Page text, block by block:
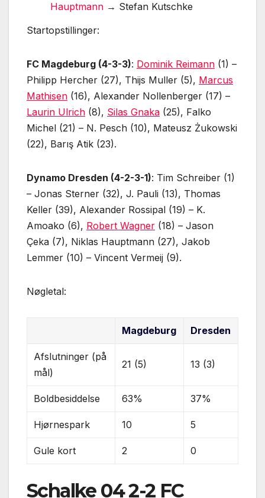
Hauptmann → Stefan Kutschke
Startopstillinger:
FC Magdeburg (4-3-3): Dominik Reimann (1) –
Philipp Hercher (27), Thijs Muller (5), Marcus
Mathisen (16), Alexander Nollenberger (17) –
Laurin Ulrich (8), Silas Gnaka (25), Falko
Michel (21) – N. Pesch (10), Mateusz Żukowski
(22), Barış Atik (23).
Dynamo Dresden (4-2-3-1): Tim Schreiber (1)
– Jonas Sterner (32), J. Pauli (13), Thomas
Keller (39), Alexander Rossipal (19) – K.
Amoako (6), Robert Wagner (18) – Jason
Çeka (7), Niklas Hauptmann (27), Jakob
Lemmer (10) – Vincent Vermeij (9).
Nøgletal:
Magdeburg Dresden
Afslutninger (på
mål)
21 (5) 13 (3)
Boldbesiddelse 63% 37%
Hjørnespark 10 5
Gule kort 2 0
Schalke 04 2-2 FC